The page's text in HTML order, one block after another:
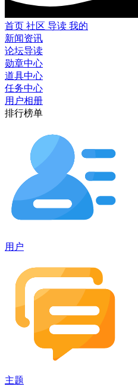
首页 社区 导读 我的
新闻资讯
论坛导读
勋章中心
道具中心
任务中心
用户相册
排行榜单
用户
主题